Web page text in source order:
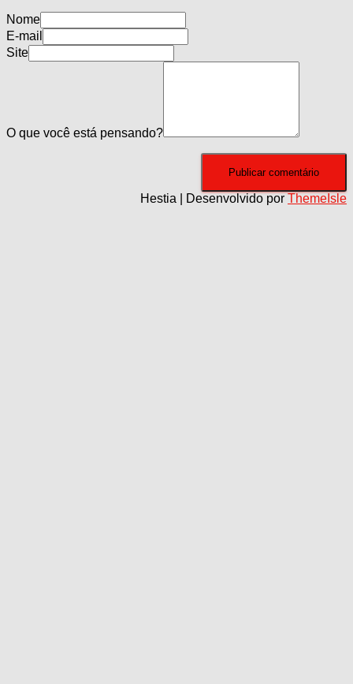
Nome
E-mail
Site
O que você está pensando?
Hestia | Desenvolvido por ThemeIsle